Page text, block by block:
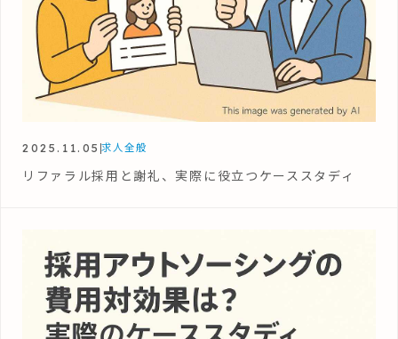
2025.11.05 求人全般
リファラル採用と謝礼、実際に役立つケーススタディ